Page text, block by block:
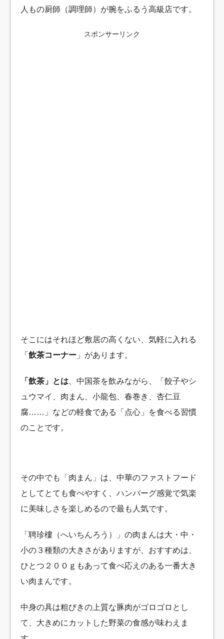
人もの厨師（調理師）が腕をふるう高級店です。
スポンサーリンク
そこにはそれほど敷居の高くない、気軽に入れる
「 飲茶コーナー 」があります。
「飲茶」とは 、中国茶を飲みながら、「餃子やシ
ュウマイ、肉まん、小龍包、春巻き、杏仁豆
腐……」などの軽食である「点心」を食べる習慣
のことです。
その中でも「肉まん」は、中華のファストフード
としてとても食べやすく、ハンバーグ感覚で気楽
に美味しさを楽しめるので最も人気です。
「聘珍樓（へいちんろう）」の肉まんは大・中・
小の３種類の大きさがありますが、おすすめは、
ひとつ２００ｇもあって食べ応えのある一番大き
い肉まんです。
中身の具は粗びきの上質な豚肉がゴロゴロとし
て、大きめにカットした野菜の食感が味わえま